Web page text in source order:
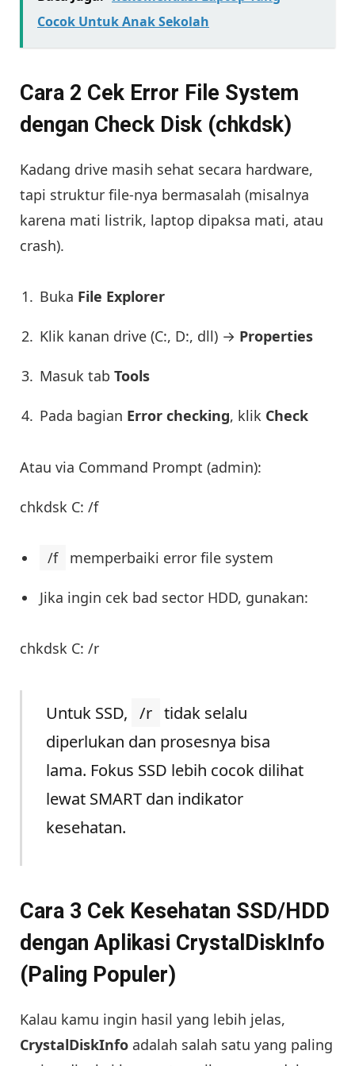
Cocok Untuk Anak Sekolah
Cara 2 Cek Error File System
dengan Check Disk (chkdsk)
Kadang drive masih sehat secara hardware,
tapi struktur file-nya bermasalah (misalnya
karena mati listrik, laptop dipaksa mati, atau
crash).
Buka File Explorer
Klik kanan drive (C:, D:, dll) → Properties
Masuk tab Tools
Pada bagian Error checking, klik Check
Atau via Command Prompt (admin):
chkdsk C: /f
/f memperbaiki error file system
Jika ingin cek bad sector HDD, gunakan:
chkdsk C: /r
Untuk SSD, /r tidak selalu
diperlukan dan prosesnya bisa
lama. Fokus SSD lebih cocok dilihat
lewat SMART dan indikator
kesehatan.
Cara 3 Cek Kesehatan SSD/HDD
dengan Aplikasi CrystalDiskInfo
(Paling Populer)
Kalau kamu ingin hasil yang lebih jelas,
CrystalDiskInfo adalah salah satu yang paling